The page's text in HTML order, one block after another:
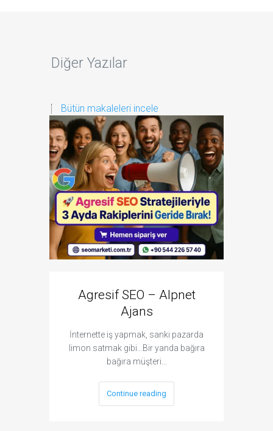
Diğer Yazılar
Bütün makaleleri incele
Agresif SEO – Alpnet
Ajans
İnternette iş yapmak, sanki pazarda
limon satmak gibi…Bir yanda bağıra
bağıra müşteri…
Continue reading